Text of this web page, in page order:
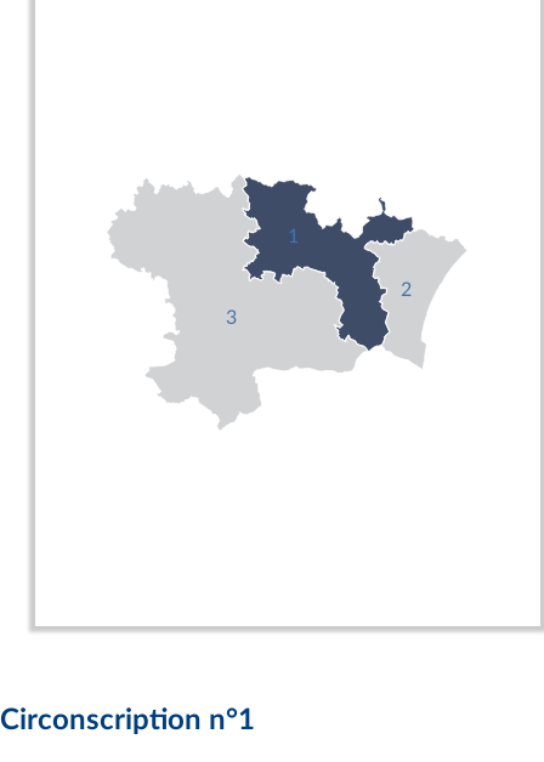
1
2
3
Circonscription n°1